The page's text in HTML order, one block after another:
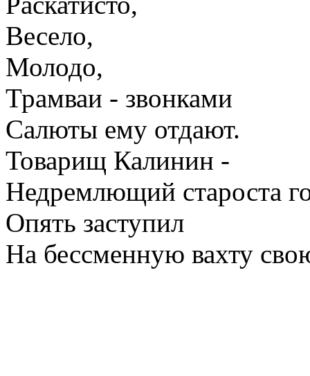
Весело,
Молодо,
Трамваи - звонками
Салюты ему отдают.
Товарищ Калинин -
Недремлющий староста
Опять заступил
На бессменную вахту